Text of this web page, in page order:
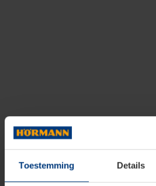
Toestemming Details